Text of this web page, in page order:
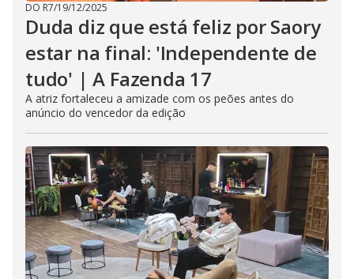
DO R7/19/12/2025
Duda diz que está feliz por Saory
estar na final: 'Independente de
tudo' | A Fazenda 17
A atriz fortaleceu a amizade com os peões antes do
anúncio do vencedor da edição